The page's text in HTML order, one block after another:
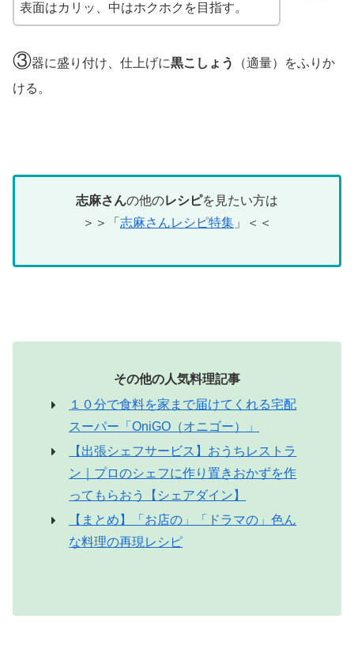
表面はカリッ、中はホクホクを目指す。
③器に盛り付け、仕上げに黒こしょう
（適量）をふりか
ける。
志麻さんの他のレシピを見たい方は
＞＞「 志麻さんレシピ特集 」＜＜
その他の人気料理記事
１０分で食料を家まで届けてくれる宅配
スーパー「OniGO（オニゴー）」
【出張シェフサービス】おうちレストラ
ン｜プロのシェフに作り置きおかずを作
ってもらおう【シェアダイン】
【まとめ】「お店の」「ドラマの」色ん
な料理の再現レシピ